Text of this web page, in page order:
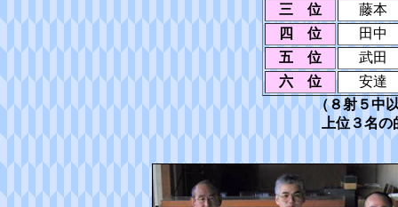
三 位
藤本
四 位
田中
五 位
武田
六 位
安達
（８射５中
上位３名